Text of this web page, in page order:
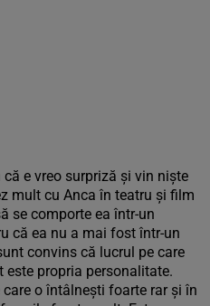
e vreo surpriză și vin niște
mult cu Anca în teatru și film
se comporte ea într-un
că ea nu a mai fost într-un
convins că lucrul pe care
este propria personalitate.
o întâlnești foarte rar și în